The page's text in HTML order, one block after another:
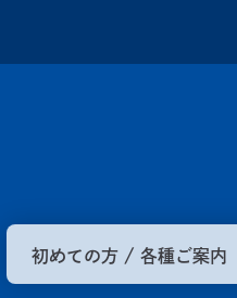
初めての方 / 各種ご案内